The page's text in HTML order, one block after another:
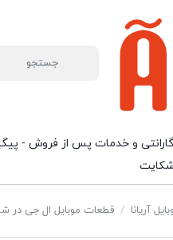
و خدمات پس از فروش -
شکایت
آریانا / قطعات موبایل ال جی